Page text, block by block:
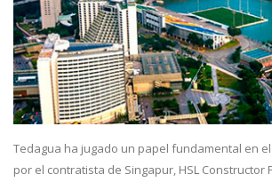
Tedagua ha jugado un papel fundamental en
por el contratista de Singapur, HSL Constructor